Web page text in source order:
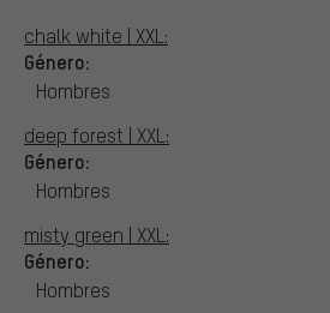
chalk white | XXL:
Género:
Hombres
deep forest | XXL:
Género:
Hombres
misty green | XXL:
Género:
Hombres